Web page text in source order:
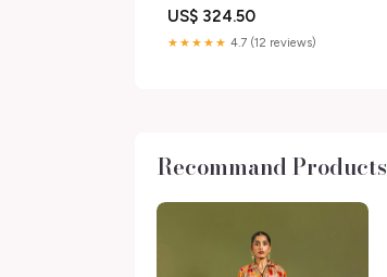
US$ 324.50
★★★★★ 4.7 (12 reviews)
Recommand Products